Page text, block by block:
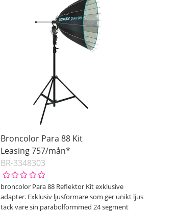
Broncolor Para 88 Kit
Leasing 757/mån*
BR-3348303
broncolor Para 88 Reflektor Kit exklusive
adapter. Exklusiv ljusformare som ger unikt ljus
tack vare sin parabolformmed 24 segment